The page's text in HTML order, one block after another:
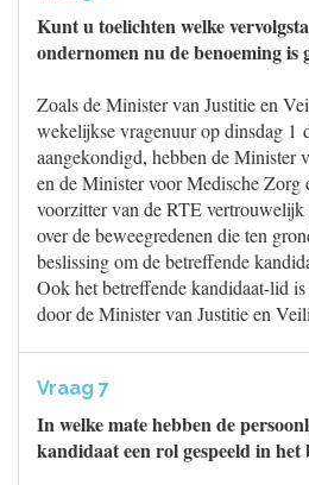
Kunt u toelichten welke
ondernomen nu de benoeming is
Zoals de Minister van Justitie en
wekelijkse vragenuur op dinsdag 1
aangekondigd, hebben de Minister
en de Minister voor Medische Zorg
voorzitter van de RTE
over de beweegredenen die ten
beslissing om de betreffende
Ook het betreffende kandidaat-lid
door de Minister van Justitie en
Vraag 7
In welke mate hebben de
kandidaat een rol gespeeld in het